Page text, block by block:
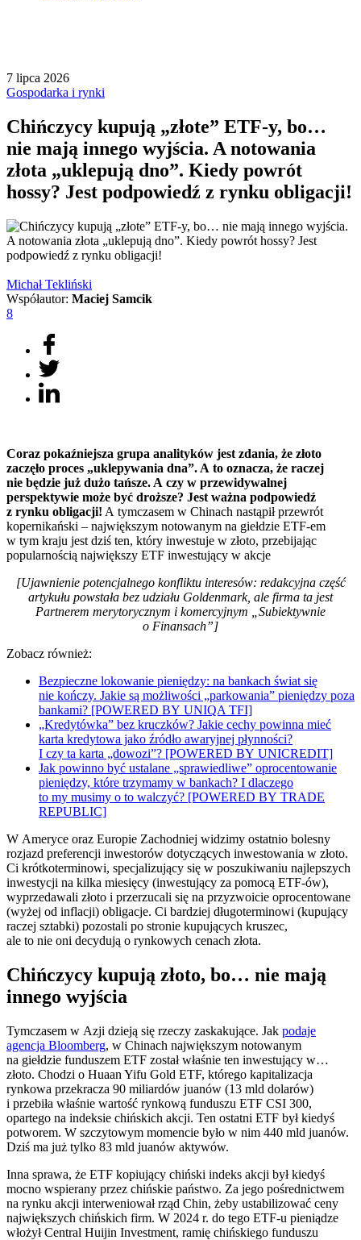
7 lipca 2026
Gospodarka i rynki
Chińczycy kupują „złote” ETF-y, bo…
nie mają innego wyjścia. A notowania
złota „uklepują dno”. Kiedy powrót
hossy? Jest podpowiedź z rynku obligacji!
MichałTekliński
Współautor: Maciej Samcik
8
Coraz pokaźniejsza grupa analityków jest zdania, że złoto
zaczęło proces „uklepywania dna”. A to oznacza, że raczej
nie będzie już dużo tańsze. A czy w przewidywalnej
perspektywie może być droższe? Jest ważna podpowiedź
z rynku obligacji! A tymczasem w Chinach nastąpił przewrót
kopernikański – największym notowanym na giełdzie ETF-em
w tym kraju jest dziś ten, który inwestuje w złoto, przebijając
popularnością największy ETF inwestujący w akcje
[Ujawnienie potencjalnego konfliktu interesów: redakcyjna część
artykułu powstała bez udziału Goldenmark, ale firma ta jest
Partnerem merytorycznym i komercyjnym „Subiektywnie
o Finansach”]
Zobacz również:
Bezpieczne lokowanie pieniędzy: na bankach świat się
nie kończy. Jakie są możliwości „parkowania” pieniędzy poza
bankami? [POWERED BY UNIQA TFI]
„Kredytówka” bez kruczków? Jakie cechy powinna mieć
karta kredytowa jako źródło awaryjnej płynności?
I czy ta karta „dowozi”? [POWERED BY UNICREDIT]
Jak powinno być ustalane „sprawiedliwe” oprocentowanie
pieniędzy, które trzymamy w bankach? I dlaczego
to my musimy o to walczyć? [POWERED BY TRADE
REPUBLIC]
W Ameryce oraz Europie Zachodniej widzimy ostatnio bolesny
rozjazd preferencji inwestorów dotyczących inwestowania w złoto.
Ci krótkoterminowi, specjalizujący się w poszukiwaniu najlepszych
inwestycji na kilka miesięcy (inwestujący za pomocą ETF-ów),
wyprzedawali złoto i przerzucali się na przyzwoicie oprocentowane
(wyżej od inflacji) obligacje. Ci bardziej długoterminowi (kupujący
raczej sztabki) pozostali po stronie kupujących kruszec,
ale to nie oni decydują o rynkowych cenach złota.
Chińczycy kupują złoto, bo… nie mają
innego wyjścia
Tymczasem w Azji dzieją się rzeczy zaskakujące. Jak podaje
agencja Bloomberg, w Chinach największym notowanym
na giełdzie funduszem ETF został właśnie ten inwestujący w…
złoto. Chodzi o Huaan Yifu Gold ETF, którego kapitalizacja
rynkowa przekracza 90 miliardów juanów (13 mld dolarów)
i przebiła właśnie wartość rynkową funduszu ETF CSI 300,
opartego na indeksie chińskich akcji. Ten ostatni ETF był kiedyś
potworem. W szczytowym momencie było w nim 440 mld juanów.
Dziś ma już tylko 83 mld juanów aktywów.
Inna sprawa, że ETF kopiujący chiński indeks akcji był kiedyś
mocno wspierany przez chińskie państwo. Za jego pośrednictwem
na rynku akcji interweniował rząd Chin, żeby ustabilizować ceny
największych chińskich firm. W 2024 r. do tego ETF-u pieniądze
włożył Central Huijin Investment, ramię chińskiego funduszu